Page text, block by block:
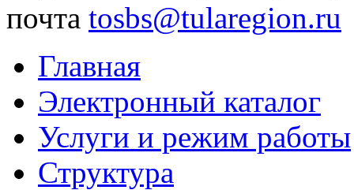
почта tosbs@tularegion.ru
Главная
Электронный каталог
Услуги и режим работы
Структура